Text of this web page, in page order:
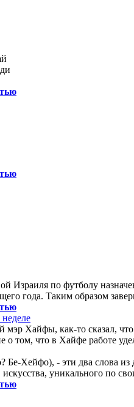
Израиля по футболу
года. Таким образом
Хайфы, как-то сказал,
о том, что в Хайфе работе
Хейфо), - эти два слова из
уникального по